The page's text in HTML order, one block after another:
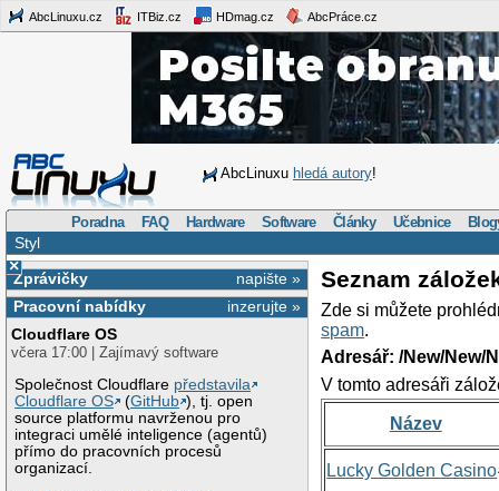
AbcLinuxu.cz ITBiz.cz HDmag.cz AbcPráce.cz
AbcLinuxu hledá autory!
Poradna FAQ Hardware Software Články Učebnice
Styl
×
napište »
Zprávičky
inzerujte »
Pracovní nabídky
Cloudflare OS
včera 17:00 | Zajímavý software
Společnost Cloudflare představila
Cloudflare OS
(GitHub ), tj. open
source platformu navrženou pro
integraci umělé inteligence (agentů)
přímo do pracovních procesů
organizací.
Seznam
Zde si můžete
spam.
Adresář: /New/New/
V tomto adresáři
Název
Lucky Golden Casino